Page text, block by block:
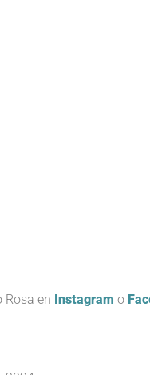
Rosa en Instagram o